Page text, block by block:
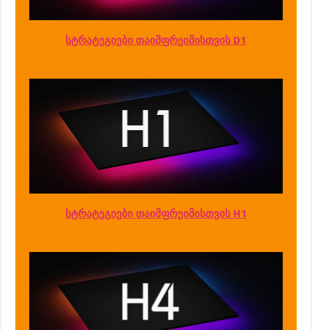
სტრატეგიები თაიმფრეიმისთვის D1
სტრატეგიები თაიმფრეიმისთვის H1